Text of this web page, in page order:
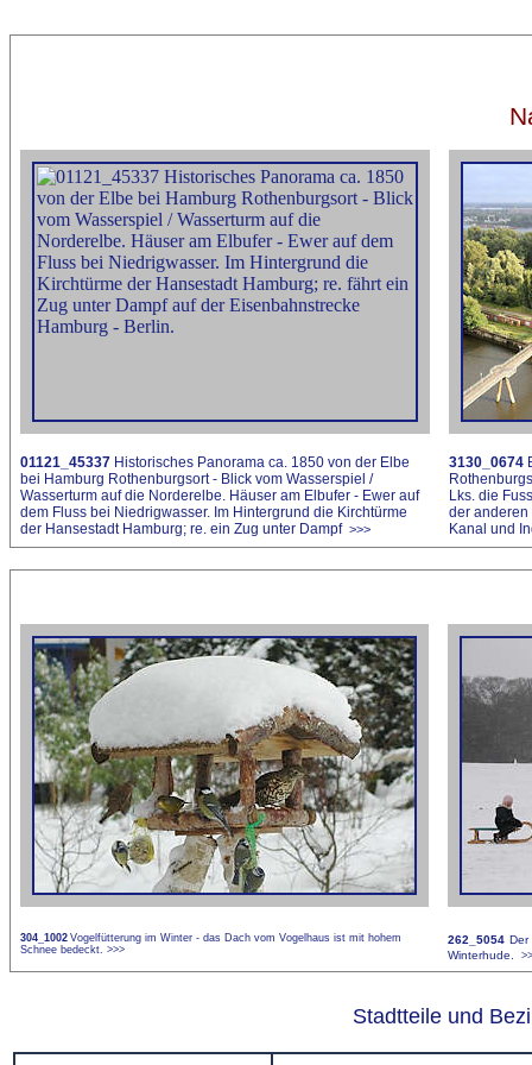
01121_45337 Historisches Panorama ca. 1850 von der Elbe
bei Hamburg Rothenburgsort - Blick vom Wasserspiel /
Wasserturm auf die Norderelbe. Häuser am Elbufer - Ewer auf
dem Fluss bei Niedrigwasser. Im Hintergrund die Kirchtürme
der Hansestadt Hamburg; re. ein Zug unter Dampf >>>
3130_0674
Lks. die
der anderen
Kanal und
304_1002 Vogelfütterung im Winter - das Dach vom Vogelhaus ist mit hohem
Schnee bedeckt. >>>
262_5054 Der
Winterhude.
Stadtteile und